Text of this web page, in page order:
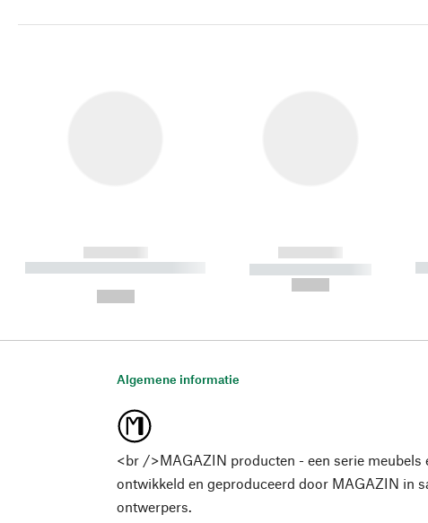
------------
----------- ----------- ----------
------------
----------- -----------
Algemene informatie
<br />MAGAZIN producten - een serie meubels
ontwikkeld en geproduceerd door MAGAZIN in
ontwerpers.